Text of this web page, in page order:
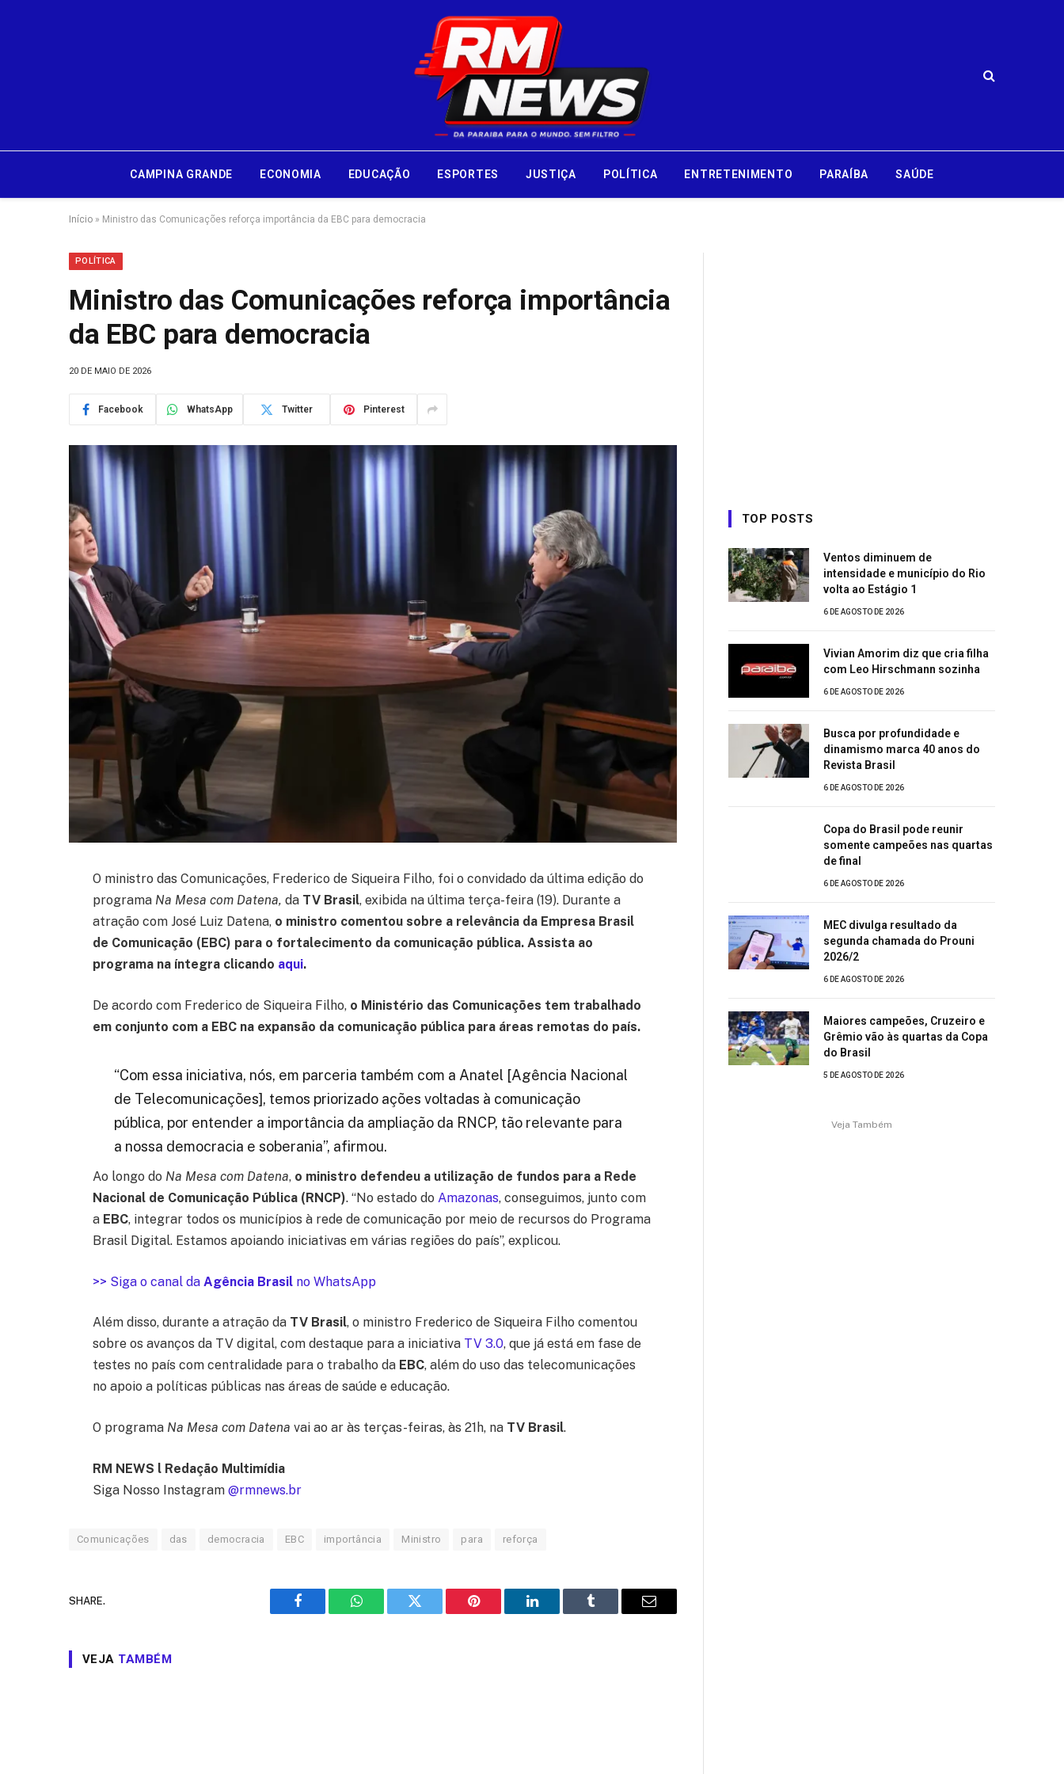
CAMPINA GRANDE ECONOMIA EDUCAÇÃO ESPORTES JUSTIÇA POLÍTICA ENTRETENIMENTO PARAÍBA SAÚDE
Início » Ministro das Comunicações reforça importância da EBC para democracia
POLÍTICA
Ministro das Comunicações reforça importância
da EBC para democracia
20 DE MAIO DE 2026
Facebook WhatsApp Twitter Pinterest
O ministro das Comunicações, Frederico de Siqueira Filho, foi o convidado da última edição do
programa Na Mesa com Datena, da TV Brasil, exibida na última terça-feira (19). Durante a
atração com José Luiz Datena, o ministro comentou sobre a relevância da Empresa Brasil
de Comunicação (EBC) para o fortalecimento da comunicação pública. Assista ao
programa na íntegra clicando aqui.
De acordo com Frederico de Siqueira Filho, o Ministério das Comunicações tem trabalhado
em conjunto com a EBC na expansão da comunicação pública para áreas remotas do país.
“Com essa iniciativa, nós, em parceria também com a Anatel [Agência Nacional
de Telecomunicações], temos priorizado ações voltadas à comunicação
pública, por entender a importância da ampliação da RNCP, tão relevante para
a nossa democracia e soberania”, afirmou.
Ao longo do Na Mesa com Datena, o ministro defendeu a utilização de fundos para a Rede
Nacional de Comunicação Pública (RNCP). “No estado doAmazonas, conseguimos, junto com
a EBC, integrar todos os municípios à rede de comunicação por meio de recursos do Programa
Brasil Digital. Estamos apoiando iniciativas em várias regiões do país”, explicou.
>> Siga o canal da Agência Brasil no WhatsApp
Além disso, durante a atração da TV Brasil, o ministro Frederico de Siqueira Filho comentou
sobre os avanços da TV digital, com destaque para a iniciativa TV 3.0, que já está em fase de
testes no país com centralidade para o trabalho da EBC, além do uso das telecomunicações
no apoio a políticas públicas nas áreas de saúde e educação.
O programa Na Mesa com Datena vai ao ar às terças-feiras, às 21h, na TV Brasil.
RM NEWS l Redação Multimídia
Siga Nosso Instagram@rmnews.br
Comunicações das democracia EBC importância Ministro para reforça
SHARE.
Facebook WhatsAppTwitter Pinterest LinkedIn Tumblr Email
VEJA TAMBÉM
TOP POSTS
Ventos diminuem de
intensidade e município do Rio
volta ao Estágio 1
6 DE AGOSTO DE 2026
Vivian Amorim diz que cria filha
com Leo Hirschmann sozinha
6 DE AGOSTO DE 2026
Busca por profundidade e
dinamismo marca 40 anos do
Revista Brasil
6 DE AGOSTO DE 2026
Copa do Brasil pode reunir
somente campeões nas quartas
de final
6 DE AGOSTO DE 2026
MEC divulga resultado da
segunda chamada do Prouni
2026/2
6 DE AGOSTO DE 2026
Maiores campeões, Cruzeiro e
Grêmio vão às quartas da Copa
do Brasil
5 DE AGOSTO DE 2026
Veja Também